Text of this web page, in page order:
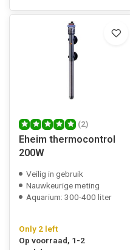
(2)
Eheim thermocontrol
200W
Veilig in gebruik
Nauwkeurige meting
Aquarium: 300-400 liter
Only 2 left
Op voorraad, 1-2